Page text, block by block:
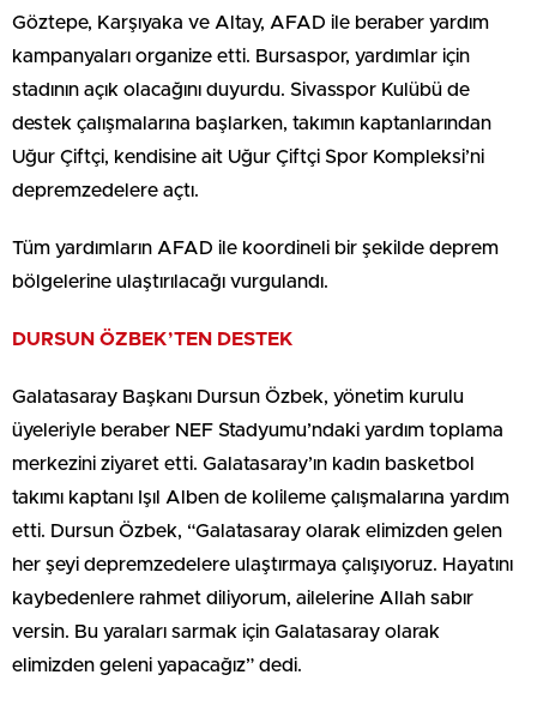
Göztepe, Karşıyaka ve Altay, AFAD ile beraber yardım
kampanyaları organize etti. Bursaspor, yardımlar için
stadının açık olacağını duyurdu. Sivasspor Kulübü de
destek çalışmalarına başlarken, takımın kaptanlarından
Uğur Çiftçi, kendisine ait Uğur Çiftçi Spor Kompleksi’ni
depremzedelere açtı.
Tüm yardımların AFAD ile koordineli bir şekilde deprem
bölgelerine ulaştırılacağı vurgulandı.
DURSUN ÖZBEK’TEN DESTEK
Galatasaray Başkanı Dursun Özbek, yönetim kurulu
üyeleriyle beraber NEF Stadyumu’ndaki yardım toplama
merkezini ziyaret etti. Galatasaray’ın kadın basketbol
takımı kaptanı Işıl Alben de kolileme çalışmalarına yardım
etti. Dursun Özbek, “Galatasaray olarak elimizden gelen
her şeyi depremzedelere ulaştırmaya çalışıyoruz. Hayatını
kaybedenlere rahmet diliyorum, ailelerine Allah sabır
versin. Bu yaraları sarmak için Galatasaray olarak
elimizden geleni yapacağız” dedi.